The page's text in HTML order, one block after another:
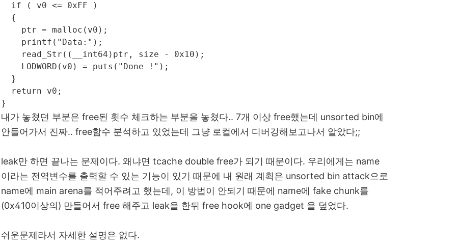
  if ( v0 <= 0xFF )
  {
    ptr = malloc(v0);
    printf("Data:");
    read_Str((__int64)ptr, size - 0x10);
    LODWORD(v0) = puts("Done !");
  }
  return v0;
}
내가 놓쳤던 부분은 free된 횟수 체크하는 부분을 놓쳤다.. 7개 이상 free했는데 unsorted bin에
안들어가서 진짜.. free함수 분석하고 있었는데 그냥 로컬에서 디버깅해보고나서 알았다;;
leak만 하면 끝나는 문제이다. 왜냐면 tcache double free가 되기 때문이다. 우리에게는 name
이라는 전역변수를 출력할 수 있는 기능이 있기 때문에 내 원래 계획은 unsorted bin attack으로
name에 main arena를 적어주려고 했는데, 이 방법이 안되기 때문에 name에 fake chunk를
(0x410이상의) 만들어서 free 해주고 leak을 한뒤 free hook에 one gadget 을 덮었다.
쉬운문제라서 자세한 설명은 없다.